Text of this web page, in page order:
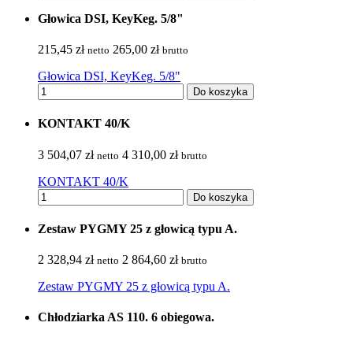
Głowica DSI, KeyKeg. 5/8"
215,45 zł netto 265,00 zł brutto
Głowica DSI, KeyKeg. 5/8"
Do koszyka
KONTAKT 40/K
3 504,07 zł netto 4 310,00 zł brutto
KONTAKT 40/K
Do koszyka
Zestaw PYGMY 25 z głowicą typu A.
2 328,94 zł netto 2 864,60 zł brutto
Zestaw PYGMY 25 z głowicą typu A.
Chłodziarka AS 110. 6 obiegowa.